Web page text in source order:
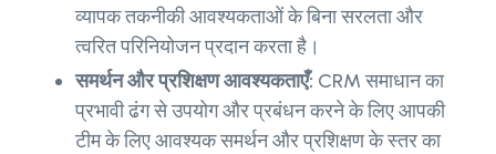
व्यापक तकनीकी आवश्यकताओं के बिना सरलता और
त्वरित परिनियोजन प्रदान करता है।
समर्थन और प्रशिक्षण आवश्यकताएँ: CRM समाधान का
प्रभावी ढंग से उपयोग और प्रबंधन करने के लिए आपकी
टीम के लिए आवश्यक समर्थन और प्रशिक्षण के स्तर का